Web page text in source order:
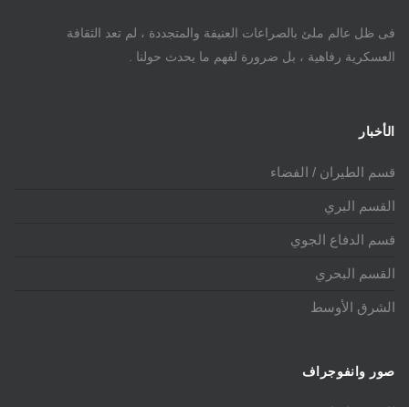
فى ظل عالم ملئ بالصراعات العنيفة والمتجددة ، لم تعد الثقافة
العسكرية رفاهية ، بل ضرورة لفهم ما يحدث حولنا .
الأخبار
قسم الطيران / الفضاء
القسم البري
قسم الدفاع الجوي
القسم البحري
الشرق الأوسط
صور وانفوجراف